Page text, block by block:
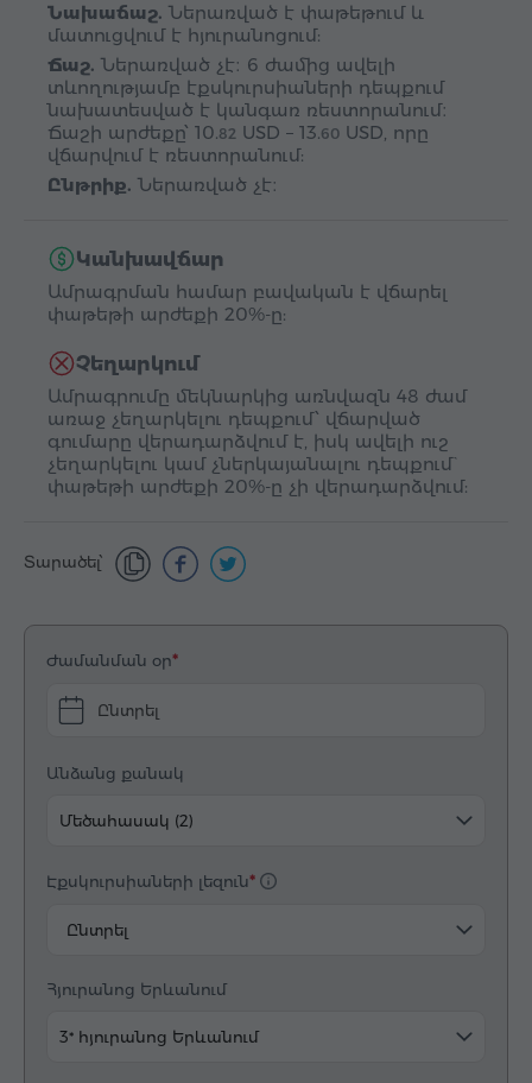
Նախաճաշ. Ներառված է փաթեթում և
մատուցվում է հյուրանոցում:
Ճաշ. Ներառված չէ։ 6 ժամից ավելի
տևողությամբ էքսկուրսիաների դեպքում
նախատեսված է կանգառ ռեստորանում։
Ճաշի արժեքը՝ 10.82 USD – 13.60 USD, որը
վճարվում է ռեստորանում:
Ընթրիք. Ներառված չէ։
Կանխավճար
Ամրագրման համար բավական է վճարել
փաթեթի արժեքի 20%-ը:
Չեղարկում
Ամրագրումը մեկնարկից առնվազն 48 ժամ
առաջ չեղարկելու դեպքում՝ վճարված
գումարը վերադարձվում է, իսկ ավելի ուշ
չեղարկելու կամ չներկայանալու դեպքում`
փաթեթի արժեքի 20%-ը չի վերադարձվում:
Տարածել՝
Ժամանման օր
Ընտրել
Անձանց քանակ
Մեծահասակ (2)
Էքսկուրսիաների լեզուն
Ընտրել
Հյուրանոց Երևանում
3* հյուրանոց Երևանում